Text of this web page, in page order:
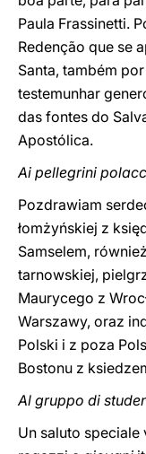
Paula Frassinetti.
Redenção que se
Santa, também
testemunhar
das fontes do
Apostólica.
Ai pellegrini
Pozdrawiam
łomżyńskiej z
Samselem,
tarnowskiej,
Maurycego z
Warszawy, oraz
Polski i z poza
Bostonu z
Al gruppo di
Un saluto